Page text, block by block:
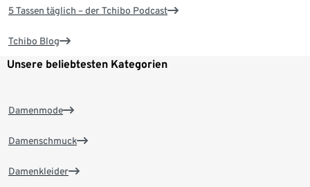
5 Tassen täglich – der Tchibo Podcast
Tchibo Blog
Unsere beliebtesten Kategorien
Damenmode
Damenschmuck
Damenkleider